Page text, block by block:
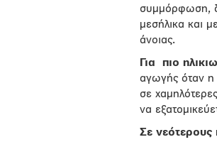
συμμόρφωση,
μεσήλικα και
άνοιας.
Για πιο
αγωγής όταν η
σε
να
Σε νεότερους